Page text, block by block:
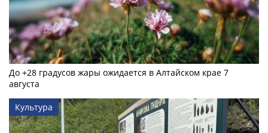
До +28 градусов жары ожидается в Алтайском крае 7
августа
Культура